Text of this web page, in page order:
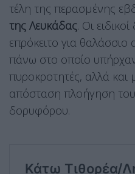
τέλη της περασμένης
της Λευκάδας. Οι
επρόκειτο για
πάνω στο οποίο υπήρχαν
πυροκροτητές, αλλά και
απόσταση πλοήγηση
δορυφόρου.